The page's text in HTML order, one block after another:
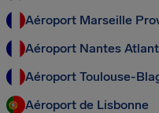
Aéroport Marseille
Aéroport Nantes
Aéroport Toulouse-
Aéroport de Lisbonne